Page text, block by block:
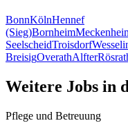
BonnKölnHennef
(Sieg)Bornheim
SeelscheidTroisdorf
BreisigOverathAlfter
Weitere Jobs in
Pflege und Betreuung